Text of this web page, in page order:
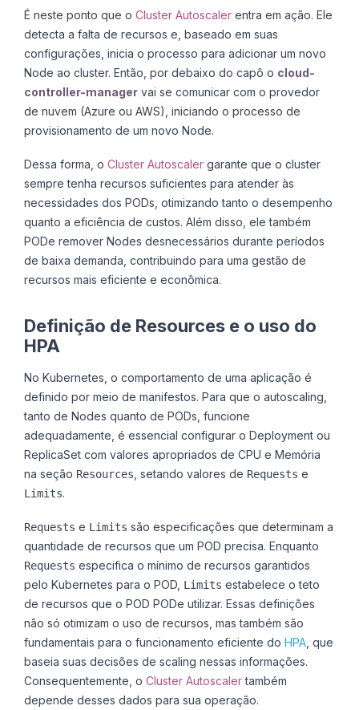
É neste ponto que o Cluster Autoscaler entra em ação. Ele
detecta a falta de recursos e, baseado em suas
configurações, inicia o processo para adicionar um novo
Node ao cluster. Então, por debaixo do capô o cloud-
controller-manager vai se comunicar com o provedor
de nuvem (Azure ou AWS), iniciando o processo de
provisionamento de um novo Node.
Dessa forma, o Cluster Autoscaler garante que o cluster
sempre tenha recursos suficientes para atender às
necessidades dos PODs, otimizando tanto o desempenho
quanto a eficiência de custos. Além disso, ele também
PODe remover Nodes desnecessários durante períodos
de baixa demanda, contribuindo para uma gestão de
recursos mais eficiente e econômica.
Definição de Resources e o uso do
HPA
No Kubernetes, o comportamento de uma aplicação é
definido por meio de manifestos. Para que o autoscaling,
tanto de Nodes quanto de PODs, funcione
adequadamente, é essencial configurar o Deployment ou
ReplicaSet com valores apropriados de CPU e Memória
na seção Resources , setando valores de Requests e
Limits.
Requests e Limits são especificações que determinam a
quantidade de recursos que um POD precisa. Enquanto
Requests especifica o mínimo de recursos garantidos
pelo Kubernetes para o POD, Limits estabelece o teto
de recursos que o POD PODe utilizar. Essas definições
não só otimizam o uso de recursos, mas também são
fundamentais para o funcionamento eficiente do HPA , que
baseia suas decisões de scaling nessas informações.
Consequentemente, o Cluster Autoscalertambém
depende desses dados para sua operação.